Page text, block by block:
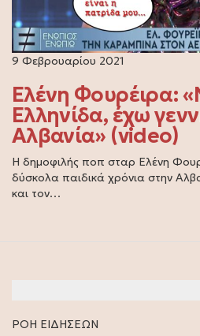
9 Φεβρουαρίου 2021
Ελένη Φουρέιρα:
Ελληνίδα, έχω
Αλβανία» (video)
Η δημοφιλής ποπ σταρ Ελένη
δύσκολα παιδικά χρόνια στην
και τον…
ΡΟΗ ΕΙΔΗΣΕΩΝ